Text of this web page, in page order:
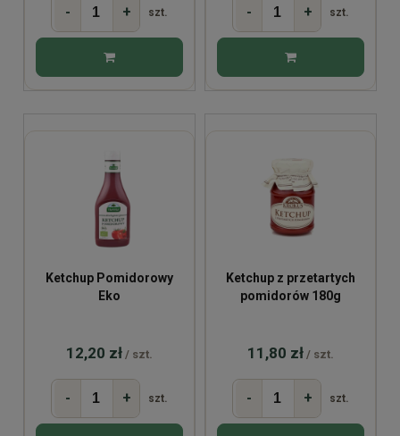
- + szt. - + szt.
Ketchup Pomidorowy
Eko
12,20 zł / szt.
- + szt.
Ketchup z przetartych
pomidorów 180g
11,80 zł / szt.
- + szt.